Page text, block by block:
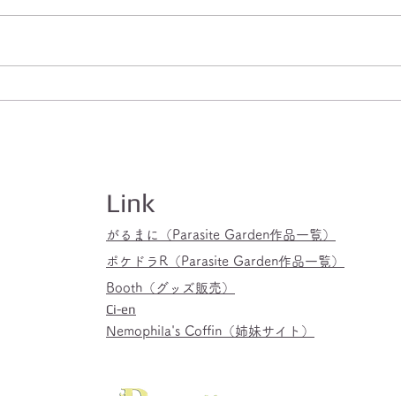
悪くて怖いヤバめなお兄さん
【
Link
がるまに（Parasite Garden作品一覧）
ポケドラR（Parasite Garden作品一覧）
Booth（グッズ販売）
Ci-en
Nemophila's Coffin​（姉妹サイト）